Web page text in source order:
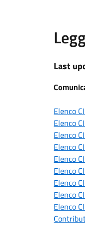
Last
Elenco
Elenco
Elenco
Elenco
Elenco
Elenco
Elenco
Elenco
Elenco